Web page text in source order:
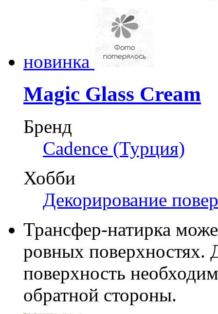
новинка
Magic Glass Cream
Бренд
Cadence (Турция)
Хобби
Декорирование
Трансфер-натирка
ровных поверхностях.
поверхность
обратной стороны.